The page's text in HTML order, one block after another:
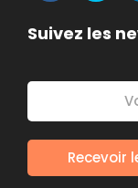
Suivez les